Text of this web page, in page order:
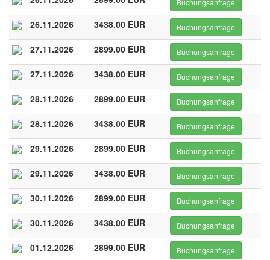
Buchungsanfrage
26.11.2026 3438.00 EUR Buchungsanfrage
27.11.2026 2899.00 EUR Buchungsanfrage
27.11.2026 3438.00 EUR Buchungsanfrage
28.11.2026 2899.00 EUR Buchungsanfrage
28.11.2026 3438.00 EUR Buchungsanfrage
29.11.2026 2899.00 EUR Buchungsanfrage
29.11.2026 3438.00 EUR Buchungsanfrage
30.11.2026 2899.00 EUR Buchungsanfrage
30.11.2026 3438.00 EUR Buchungsanfrage
01.12.2026 2899.00 EUR Buchungsanfrage